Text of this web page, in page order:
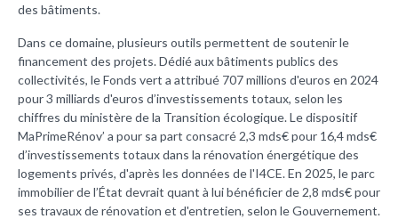
des bâtiments.
Dans ce domaine, plusieurs outils permettent de soutenir le
financement des projets. Dédié aux bâtiments publics des
collectivités, le Fonds vert a attribué 707 millions d'euros en 2024
pour 3 milliards d'euros d’investissements totaux, selon les
chiffres du ministère de la Transition écologique. Le dispositif
MaPrimeRénov’ a pour sa part consacré 2,3 mds€ pour 16,4 mds€
d’investissements totaux dans la rénovation énergétique des
logements privés, d'après les données de l'I4CE. En 2025, le parc
immobilier de l’État devrait quant à lui bénéficier de 2,8 mds€ pour
ses travaux de rénovation et d'entretien, selon le Gouvernement.